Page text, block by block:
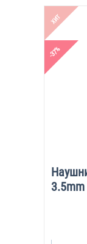
ХИТ
-37%